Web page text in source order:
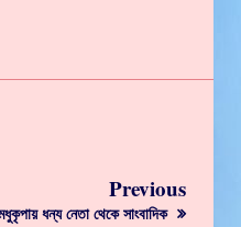
Previous
ধন্য নেতা থেকে সাংবাদিক